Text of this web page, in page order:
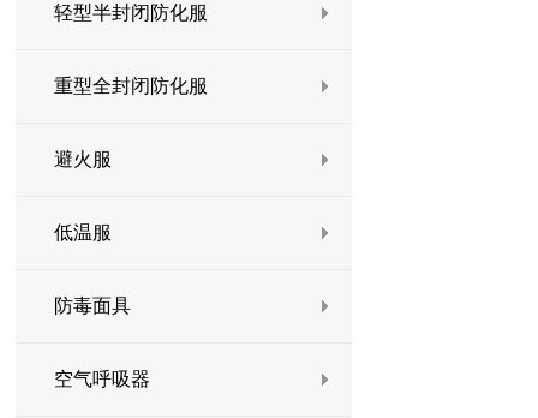
轻型半封闭防化服
重型全封闭防化服
避火服
低温服
防毒面具
空气呼吸器